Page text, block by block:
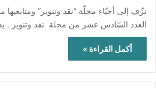
نزّف إلى أحبّاء مجلّة “نقد وتنوير”
العدد السّادس عشر من مجلة نقد وتنوير .
أكمل القراءة »